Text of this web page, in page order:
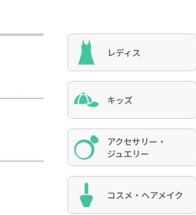
レディス
キッズ
アクセサリー・
ジュエリー
コスメ・ヘアメイク